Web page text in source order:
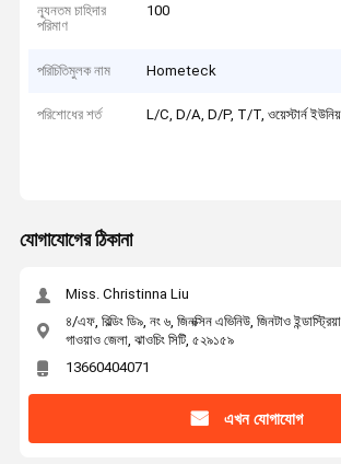
ন্যূনতম চাহিদার
পরিমাণ
100
পরিচিতিমুলক নাম Hometeck
পরিশোধের শর্ত L/C, D/A, D/P, T/T, ওয়েস্টার্ন
যোগাযোগের ঠিকানা
Miss. Christinna Liu
৪/এফ, বিল্ডিং ডি৯, নং ৬, জিনক্সিন এভিনিউ, জিনটাও
গাওয়াও জেলা, ঝাওচিং সিটি, ৫২৯১৫৯
13660404071
এখন যোগাযোগ